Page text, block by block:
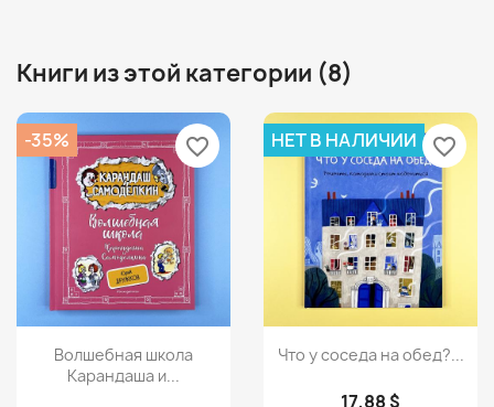
Книги из этой категории (8)
Просмотр
Волшебная школа
Карандаша и...
-35% favorite_border
Просмотр
Что у соседа на обед?...
17,88 $
НЕТ В НАЛИЧИИ favorite_border